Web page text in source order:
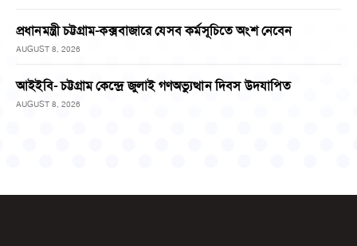
প্রধানমন্ত্রী চট্টগ্রাম-কক্সবাজারে যেসব কর্মসূচিতে অংশ নেবেন
AUGUST 8, 2026
আইইবি- চট্টগ্রাম কেন্দ্রে জুলাই গণঅভ্যুত্থান দিবস উদযাপিত
AUGUST 8, 2026